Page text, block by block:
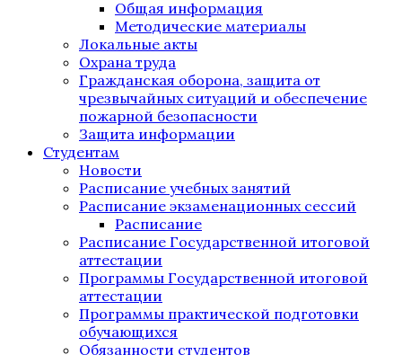
Общая информация
Методические материалы
Локальные акты
Охрана труда
Гражданская оборона, защита от
чрезвычайных ситуаций и обеспечение
пожарной безопасности
Защита информации
Студентам
Новости
Расписание учебных занятий
Расписание экзаменационных сессий
Расписание
Расписание Государственной итоговой
аттестации
Программы Государственной итоговой
аттестации
Программы практической подготовки
обучающихся
Обязанности студентов